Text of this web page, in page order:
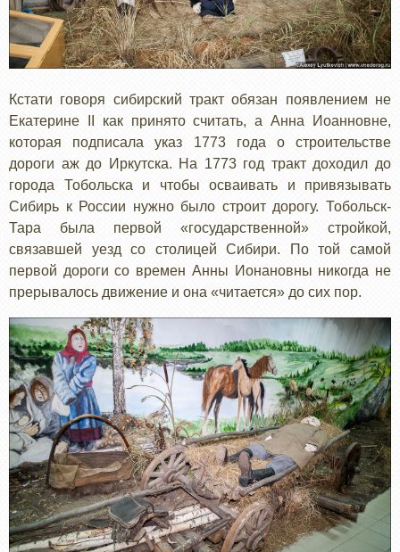
Кстати говоря сибирский тракт обязан появлением не
Екатерине II как принято считать, а Анна Иоанновне,
которая подписала указ 1773 года о строительстве
дороги аж до Иркутска. На 1773 год тракт доходил до
города Тобольска и чтобы осваивать и привязывать
Сибирь к России нужно было строит дорогу. Тобольск-
Тара была первой «государственной» стройкой,
связавшей уезд со столицей Сибири. По той самой
первой дороги со времен Анны Ионановны никогда не
прерывалось движение и она «читается» до сих пор.